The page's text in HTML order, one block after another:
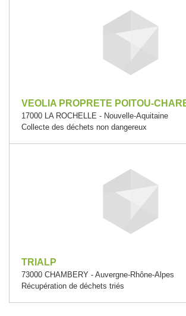
VEOLIA PROPRETE POITOU-
17000 LA ROCHELLE - Nouvelle-Aquitaine
Collecte des déchets non dangereux
TRIALP
73000 CHAMBERY - Auvergne-Rhône-Alpes
Récupération de déchets triés